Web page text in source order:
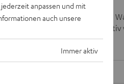
Tieftöner mit 250
einer Bassreflex-Öffnung
sein.
anpassen und mit
auch unsere
Immer aktiv